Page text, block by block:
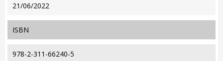
21/06/2022
ISBN
978-2-311-66240-5